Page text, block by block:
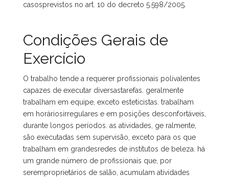
casosprevistos no art. 10 do decreto 5.598/2005.
Condições Gerais de
Exercício
O trabalho tende a requerer profissionais polivalentes
capazes de executar diversastarefas. geralmente
trabalham em equipe, exceto esteticistas. trabalham
em horáriosirregulares e em posições desconfortáveis,
durante longos períodos. as atividades, ge ralmente,
são executadas sem supervisão, exceto para os que
trabalham em grandesredes de institutos de beleza. há
um grande número de profissionais que, por
seremproprietários de salão, acumulam atividades